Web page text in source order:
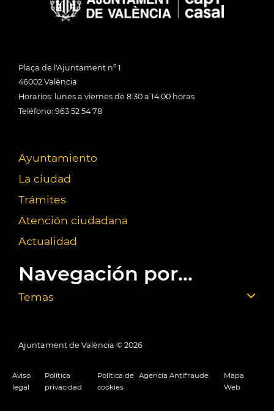
Plaça de l'Ajuntament nº 1
46002 València
Horarios: lunes a viernes de 8:30 a 14:00 horas
Teléfono: 963 52 54 78
Ayuntamiento
La ciudad
Trámites
Atención ciudadana
Actualidad
Navegación por...
Temas
Ajuntament de València © 2026
Aviso
legal
Política
privacidad
Política de
cookies
Agencia Antifraude
Mapa
Web